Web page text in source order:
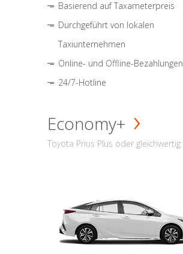
Basierend auf Taxameterpreis
Durchgeführt von lokalen
Taxiunternehmen
Online- und Offline-Bezahlungen
24/7-Hotline
Economy+
Toyota Prius Plus oder gleichwertig